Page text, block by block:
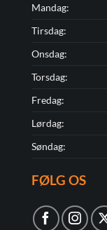
Mandag:
Tirsdag:
Onsdag:
Torsdag:
Fredag:
Lørdag:
Søndag:
FØLG OS